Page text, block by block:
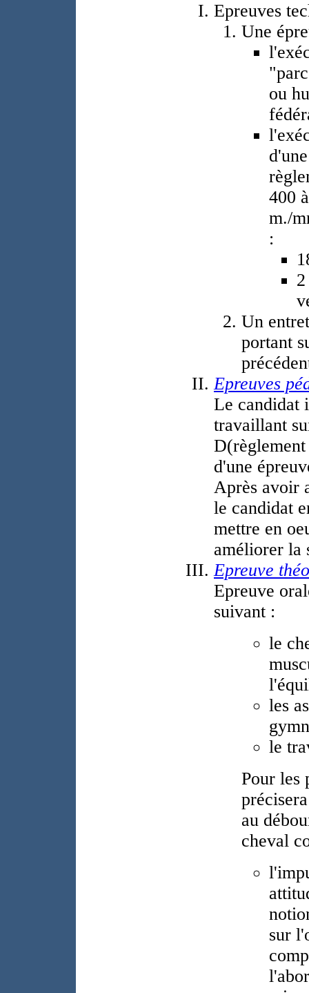
Epreuves
Une
ou
400
m./
:
Un
portant
Epreuves
Le candidat
travaillant
d'une
Après avoir
le candidat
mettre en
améliorer la
Epreuve
Epreuve
suivant :
le
les
le
Pour les
au
cheval
sur